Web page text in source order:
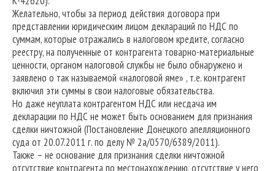
Желательно, чтобы за период действия договора при
представлении юридическим лицом деклараций по НДС по
суммам, которые отражались в налоговом кредите, согласно
реестру, на полученные от контрагента товарно-материальные
ценности, органом налоговой службы не было обнаружено и
заявлено о так называемой «налоговой яме» , т.е. контрагент
включил эти суммы в свои налоговые обязательства.
Но даже неуплата контрагентом НДС или несдача им
декларации по НДС не может быть основанием для признания
сделки ничтожной (Постановление Донецкого апелляционного
суда от 20.07.2011 г. по делу № 2а/0570/6389/2011).
Также – не основание для признания сделки ничтожной
отсутствие контрагента по местонахождению, отсутствие у него